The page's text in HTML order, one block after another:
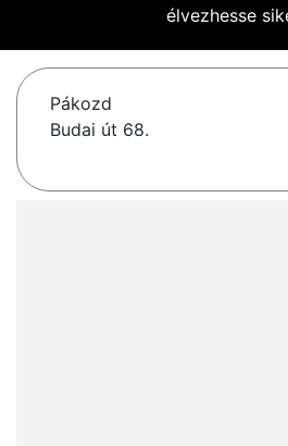
élvezhesse
Pákozd
Budai út 68.